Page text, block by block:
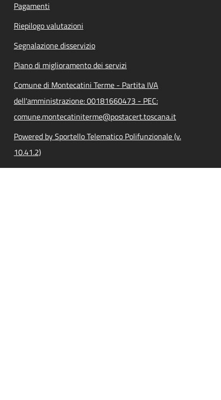
Pagamenti
Riepilogo valutazioni
Segnalazione disservizio
Piano di miglioramento dei servizi
Comune di Montecatini Terme - Partita IVA
dell'amministrazione: 00181660473 - PEC:
comune.montecatiniterme@postacert.toscana.it
Powered by Sportello Telematico Polifunzionale (v.
10.41.2)